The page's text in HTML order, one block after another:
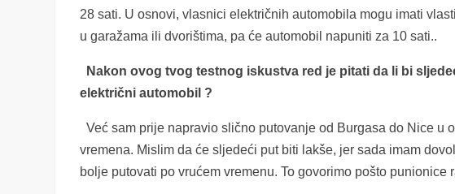
28 sati. U osnovi, vlasnici električnih automobila mogu imati
u garažama ili dvorištima, pa će automobil napuniti za 10 sati..
Nakon ovog tvog testnog iskustva red je pitati da li bi
električni automobil ?
Već sam prije napravio slično putovanje od Burgasa do Nice u
vremena. Mislim da će sljedeći put biti lakše, jer sada imam
bolje putovati po vrućem vremenu. To govorimo pošto